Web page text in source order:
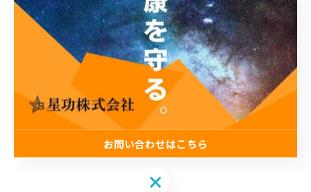
* 相談をしたいが、業者の良し悪しがわからない
* 外壁塗装っていくらくらいなの？見積りだけでもいい
のかな？
* 改修工事って具体的にどういうことをするの？
➡ どんなご質問でもお気軽にお問い合わせください！
https://www.seikou-osaka.jp/contact
--------------------------------------------------------
お問い合わせはこちら
お問い合わせはこちら